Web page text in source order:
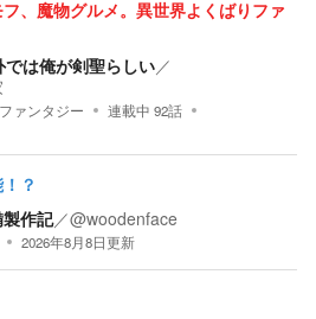
、魔物グルメ。異世界よくばりファ
は俺が剣聖らしい／
ァンタジー 連載中 92話
？
作記／@woodenface
2026年8月8日更新